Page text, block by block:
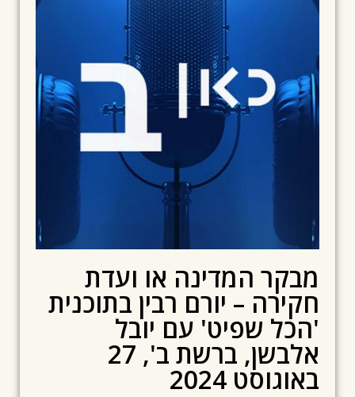
מבקר המדינה או ועדת
חקירה – יורם רבין בתוכנית
'הכל שפיט' עם יובל
אלבשן, ברשת ב', 27
באוגוסט 2024